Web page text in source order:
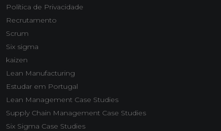
Política de Privacidade
Recrutamento
Scrum
Six sigma
kaizen
Lean Manufacturing
Estudar em Portugal
Lean Management Case Studies
Supply Chain Management Case Studies
Six Sigma Case Studies